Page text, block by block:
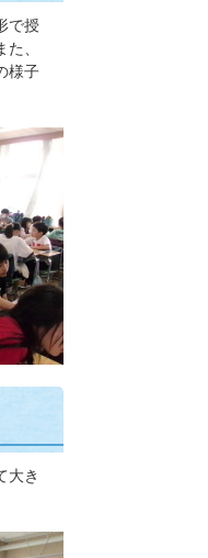
で授
、
様子
大き